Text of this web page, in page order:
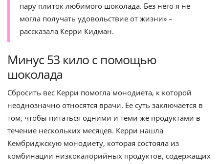
пару плиток любимого шоколада. Без него я не
могла получать удовольствие от жизни» –
рассказала Керри Кидман.
Минус 53 кило с помощью
шоколада
Сбросить вес Керри помогла монодиета, к которой
неоднозначно относятся врачи. Ее суть заключается в
том, чтобы питаться одними и теми же продуктами в
течение нескольких месяцев. Керри нашла
Кембриджскую монодиету, которая состояла из
комбинации низкокалорийных продуктов, содержащих